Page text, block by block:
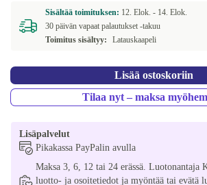
International English (QWERTY)
Sisältää toimituksen: 12. Elok. - 14. Elok.
30 päivän vapaat palautukset -takuu
Toimitus sisältyy:
Latauskaapeli
Lisää ostoskoriin
Tilaa nyt – maksa
Lisäpalvelut
Pikakassa PayPalin avulla
Maksa 3, 6, 12 tai 24 erässä. Luotonantaja
luotto- ja osoitetiedot ja myöntää tai evätä